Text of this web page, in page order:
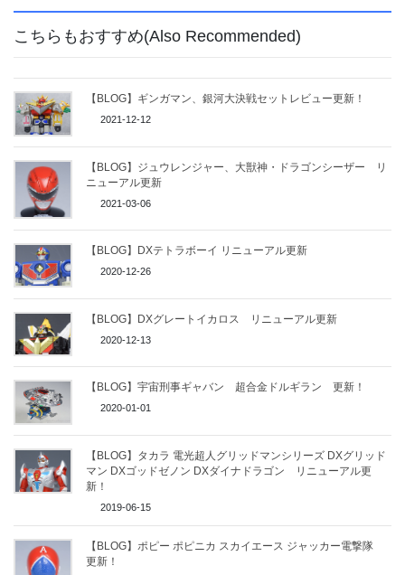
こちらもおすすめ(Also Recommended)
【BLOG】ギンガマン、銀河大決戦セットレビュー更新！
2021-12-12
【BLOG】ジュウレンジャー、大獣神・ドラゴンシーザー リ
ニューアル更新
2021-03-06
【BLOG】DXテトラボーイ リニューアル更新
2020-12-26
【BLOG】DXグレートイカロス リニューアル更新
2020-12-13
【BLOG】宇宙刑事ギャバン 超合金ドルギラン 更新！
2020-01-01
【BLOG】タカラ 電光超人グリッドマンシリーズ DXグリッド
マン DXゴッドゼノン DXダイナドラゴン リニューアル更
新！
2019-06-15
【BLOG】ポピー ポピニカ スカイエース ジャッカー電撃隊
更新！